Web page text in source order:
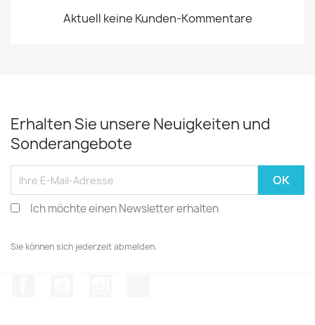
Aktuell keine Kunden-Kommentare
Erhalten Sie unsere Neuigkeiten und
Sonderangebote
Ich möchte einen Newsletter erhalten
Sie können sich jederzeit abmelden.